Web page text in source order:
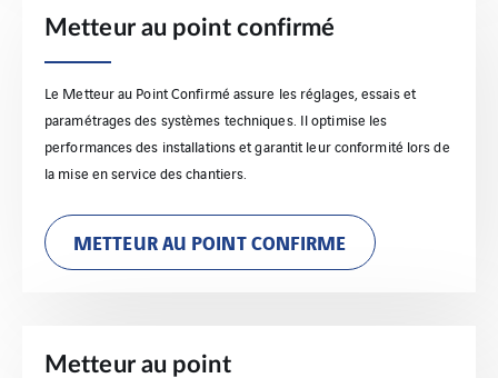
Metteur au point confirmé
Le Metteur au Point Confirmé assure les réglages, essais et
paramétrages des systèmes techniques. Il optimise les
performances des installations et garantit leur conformité lors de
la mise en service des chantiers.
METTEUR AU POINT CONFIRME
Metteur au point